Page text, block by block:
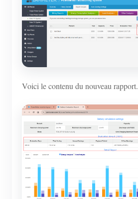
Voici le contenu du nouveau rapport.